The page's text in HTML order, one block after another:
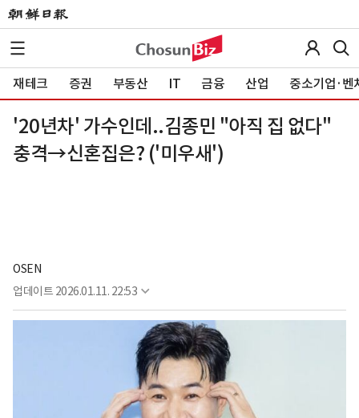
재테크 증권 부동산 IT 금융 산업 중소기업·벤
'20년차' 가수인데..김종민 "아직 집 없다"
충격→신혼집은? ('미우새')
OSEN
업데이트 2026.01.11. 22:53